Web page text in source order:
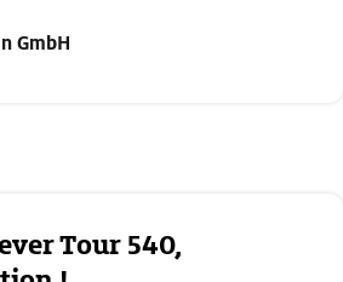
Tour 540,
GmbH